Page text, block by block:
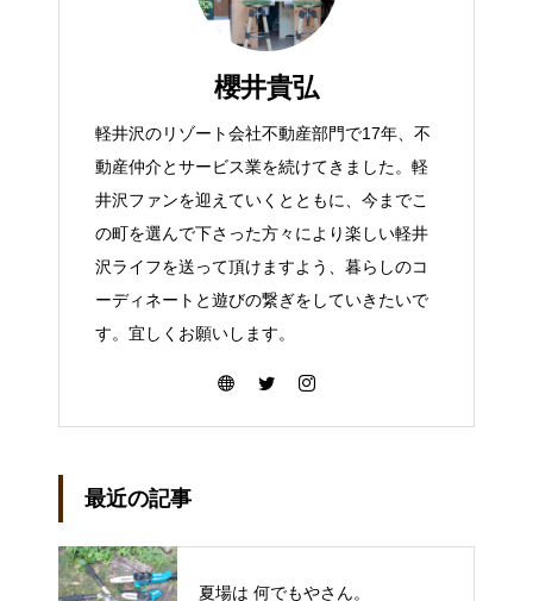
櫻井貴弘
軽井沢のリゾート会社不動産部門で17年、不
動産仲介とサービス業を続けてきました。軽
井沢ファンを迎えていくとともに、今までこ
の町を選んで下さった方々により楽しい軽井
沢ライフを送って頂けますよう、暮らしのコ
ーディネートと遊びの繋ぎをしていきたいで
す。宜しくお願いします。
最近の記事
夏場は 何でもやさん。